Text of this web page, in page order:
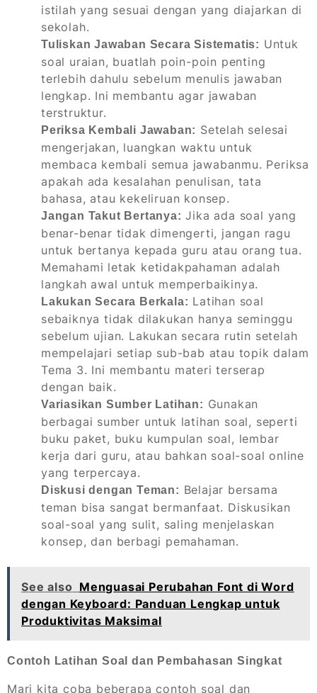
istilah yang sesuai dengan yang diajarkan di
sekolah.
Tuliskan Jawaban Secara Sistematis: Untuk
soal uraian, buatlah poin-poin penting
terlebih dahulu sebelum menulis jawaban
lengkap. Ini membantu agar jawaban
terstruktur.
Periksa Kembali Jawaban: Setelah selesai
mengerjakan, luangkan waktu untuk
membaca kembali semua jawabanmu. Periksa
apakah ada kesalahan penulisan, tata
bahasa, atau kekeliruan konsep.
Jangan Takut Bertanya: Jika ada soal yang
benar-benar tidak dimengerti, jangan ragu
untuk bertanya kepada guru atau orang tua.
Memahami letak ketidakpahaman adalah
langkah awal untuk memperbaikinya.
Lakukan Secara Berkala: Latihan soal
sebaiknya tidak dilakukan hanya seminggu
sebelum ujian. Lakukan secara rutin setelah
mempelajari setiap sub-bab atau topik dalam
Tema 3. Ini membantu materi terserap
dengan baik.
Variasikan Sumber Latihan: Gunakan
berbagai sumber untuk latihan soal, seperti
buku paket, buku kumpulan soal, lembar
kerja dari guru, atau bahkan soal-soal online
yang terpercaya.
Diskusi dengan Teman: Belajar bersama
teman bisa sangat bermanfaat. Diskusikan
soal-soal yang sulit, saling menjelaskan
konsep, dan berbagi pemahaman.
See also Menguasai Perubahan Font di Word
dengan Keyboard: Panduan Lengkap untuk
Produktivitas Maksimal
Contoh Latihan Soal dan Pembahasan Singkat
Mari kita coba beberapa contoh soal dan